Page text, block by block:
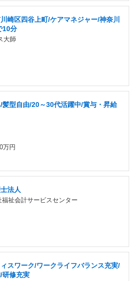
崎区四谷上町/ケアマネジャー/神奈川
10分
大師
型自由/20～30代活躍中/賞与・昇給
万円
法人
祉会計サービスセンター
スワーク/ワークライフバランス充実/
研修充実